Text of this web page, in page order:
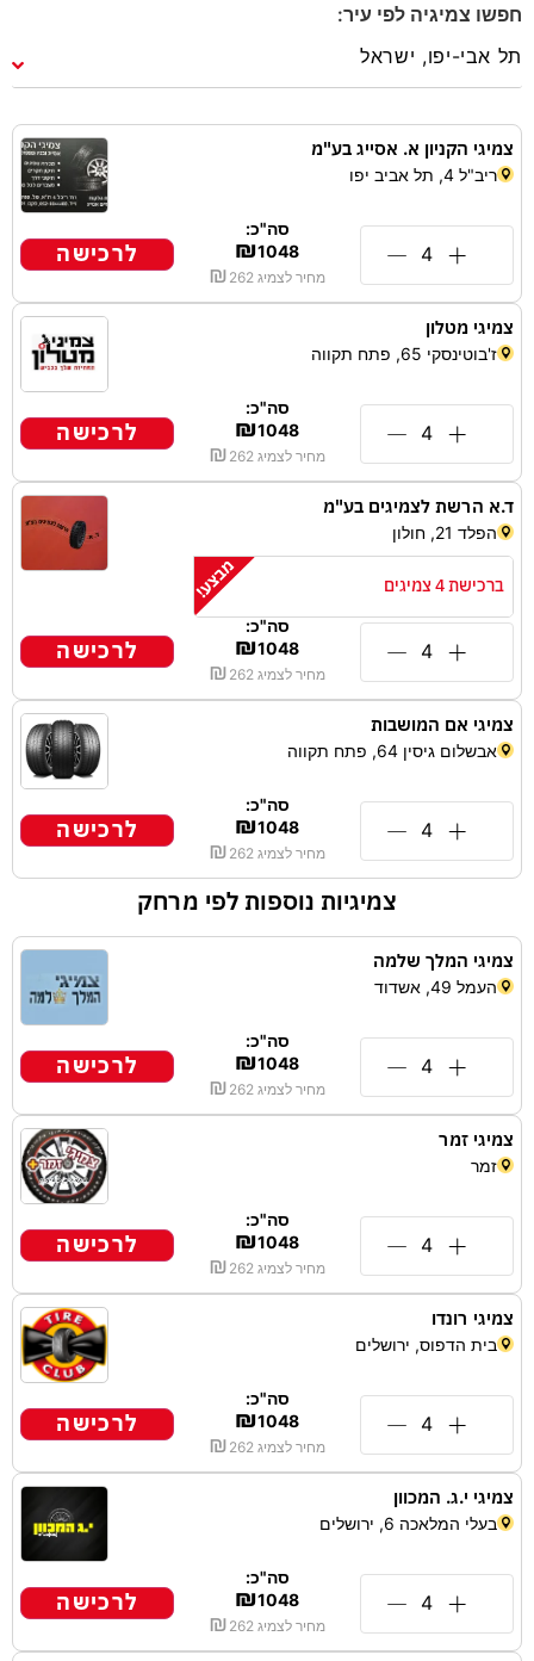
חפשו צמיגיה לפי עיר:
צמיגי הקניון א. אסייג בע"מ
ריב"ל 4, תל אביב יפו
סה"כ:
₪1048
מחיר לצמיג ₪ 262
לרכישה
צמיגי מטלון
ז'בוטינסקי 65, פתח תקווה
סה"כ:
₪1048
מחיר לצמיג ₪ 262
לרכישה
ד.א הרשת לצמיגים בע"מ
הפלד 21, חולון
ברכישת 4 צמיגים
סה"כ:
₪1048
מחיר לצמיג ₪ 262
לרכישה
צמיגי אם המושבות
אבשלום גיסין 64, פתח תקווה
סה"כ:
₪1048
מחיר לצמיג ₪ 262
לרכישה
צמיגיות נוספות לפי מרחק
צמיגי המלך שלמה
העמל 49, אשדוד
סה"כ:
₪1048
מחיר לצמיג ₪ 262
לרכישה
צמיגי זמר
זמר
סה"כ:
₪1048
מחיר לצמיג ₪ 262
לרכישה
צמיגי רונדו
בית הדפוס, ירושלים
סה"כ:
₪1048
מחיר לצמיג ₪ 262
לרכישה
צמיגי י.ג. המכוון
בעלי המלאכה 6, ירושלים
סה"כ:
₪1048
מחיר לצמיג ₪ 262
לרכישה